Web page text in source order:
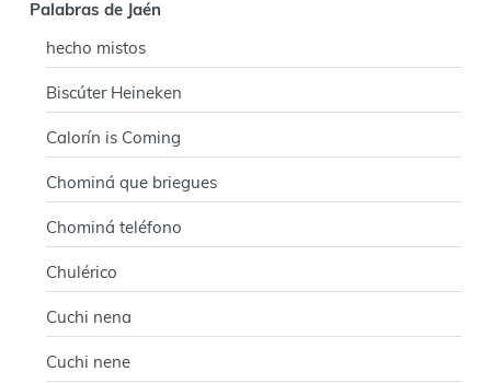
Palabras de Jaén
hecho mistos
Biscúter Heineken
Calorín is Coming
Chominá que briegues
Chominá teléfono
Chulérico
Cuchi nena
Cuchi nene